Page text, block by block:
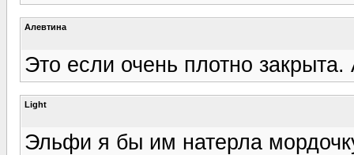
Алевтина
Это если очень плотно закрыта.
Light
Эльфи я бы им натерла